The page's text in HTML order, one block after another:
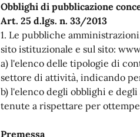
Obblighi di pubblicazione
Art. 25 d.lgs. n. 33/2013
1. Le pubbliche
sito istituzionale e sul sito:
a) l'elenco delle tipologie di
settore di attività, indicando
b) l'elenco degli obblighi e
tenute a rispettare per
Premessa